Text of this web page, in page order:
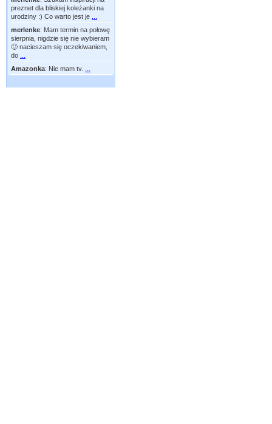
preznet dla bliskiej koleżanki na
urodziny :) Co warto jest je
merlenke: Mam termin na połowę
sierpnia, nigdzie się nie wybieram
🙂 nacieszam się oczekiwaniem,
do
Amazonka: Nie mam tv.